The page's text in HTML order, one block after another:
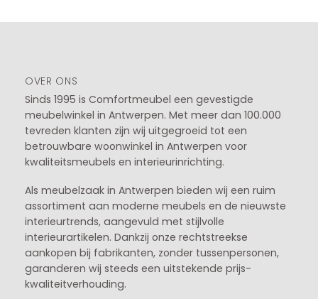
OVER ONS
Sinds 1995 is Comfortmeubel een gevestigde
meubelwinkel in Antwerpen. Met meer dan 100.000
tevreden klanten zijn wij uitgegroeid tot een
betrouwbare woonwinkel in Antwerpen voor
kwaliteitsmeubels en interieurinrichting.
Als meubelzaak in Antwerpen bieden wij een ruim
assortiment aan moderne meubels en de nieuwste
interieurtrends, aangevuld met stijlvolle
interieurartikelen. Dankzij onze rechtstreekse
aankopen bij fabrikanten, zonder tussenpersonen,
garanderen wij steeds een uitstekende prijs-
kwaliteitverhouding.